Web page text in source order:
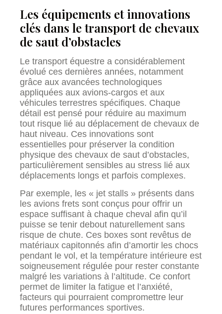
Les équipements et innovations
clés dans le transport de chevaux
de saut d’obstacles
Le transport équestre a considérablement
évolué ces dernières années, notamment
grâce aux avancées technologiques
appliquées aux avions-cargos et aux
véhicules terrestres spécifiques. Chaque
détail est pensé pour réduire au maximum
tout risque lié au déplacement de chevaux de
haut niveau. Ces innovations sont
essentielles pour préserver la condition
physique des chevaux de saut d’obstacles,
particulièrement sensibles au stress lié aux
déplacements longs et parfois complexes.
Par exemple, les « jet stalls » présents dans
les avions frets sont conçus pour offrir un
espace suffisant à chaque cheval afin qu’il
puisse se tenir debout naturellement sans
risque de chute. Ces boxes sont revêtus de
matériaux capitonnés afin d’amortir les chocs
pendant le vol, et la température intérieure est
soigneusement régulée pour rester constante
malgré les variations à l’altitude. Ce confort
permet de limiter la fatigue et l’anxiété,
facteurs qui pourraient compromettre leur
futures performances sportives.